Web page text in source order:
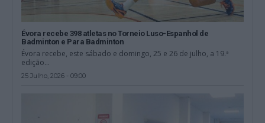
Évora recebe 398 atletas no Torneio Luso-Espanhol de
Badminton e Para Badminton
Évora recebe, este sábado e domingo, 25 e 26 de julho, a 19.ª
edição...
25 Julho, 2026 - 09:00